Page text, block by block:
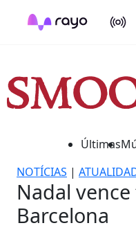
On Air
Últimas
NOTÍCIAS |
Nadal
Barcelona